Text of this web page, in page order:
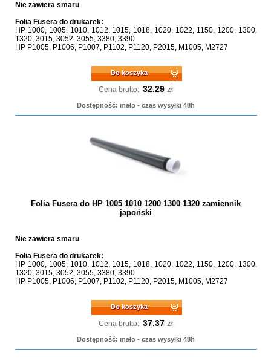
Nie zawiera smaru
Folia Fusera do drukarek:
HP 1000, 1005, 1010, 1012, 1015, 1018, 1020, 1022, 1150, 1200, 1300,
1320, 3015, 3052, 3055, 3380, 3390
HP P1005, P1006, P1007, P1102, P1120, P2015, M1005, M2727
Do koszyka
Cena brutto: 32.29 zł
Dostępność: mało - czas wysyłki 48h
Folia Fusera do HP 1005 1010 1200 1300 1320 zamiennik
japoński
Nie zawiera smaru
Folia Fusera do drukarek:
HP 1000, 1005, 1010, 1012, 1015, 1018, 1020, 1022, 1150, 1200, 1300,
1320, 3015, 3052, 3055, 3380, 3390
HP P1005, P1006, P1007, P1102, P1120, P2015, M1005, M2727
Do koszyka
Cena brutto: 37.37 zł
Dostępność: mało - czas wysyłki 48h